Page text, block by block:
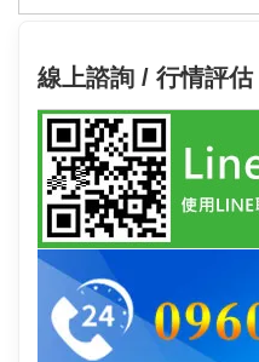
線上諮詢 / 行情評估